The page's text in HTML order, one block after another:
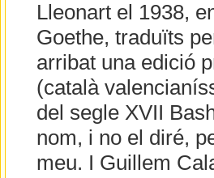
Lleonart el 1938,
Goethe, traduïts
arribat una edició
(català
del segle XVII
nom, i no el diré,
meu. I Guillem